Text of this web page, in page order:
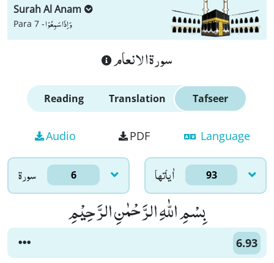
Surah Al Anam
Para 7 -وَ اِذَا سَمِعُوْا
سورة الانعام
Reading Translation Tafseer
Audio PDF Language
سورۃ 6 اٰياتها 93
بِسْمِ اللّٰهِ الرَّحْمٰنِ الرَّحِیْمِ
6.93